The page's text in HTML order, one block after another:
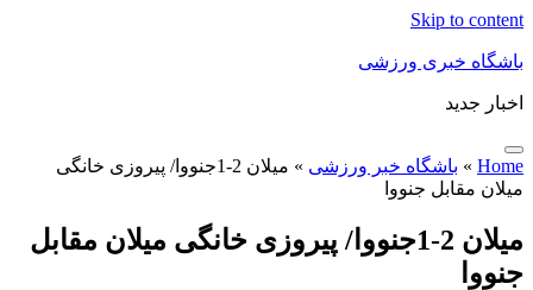
Skip to content
باشگاه خبری ورزشی
اخبار جدید
Home
» باشگاه خبر ورزشی »
میلان 2-1جنووا/ پیروزی خانگی
میلان مقابل جنووا
میلان 2-1جنووا/ پیروزی خانگی میلان مقابل
جنووا